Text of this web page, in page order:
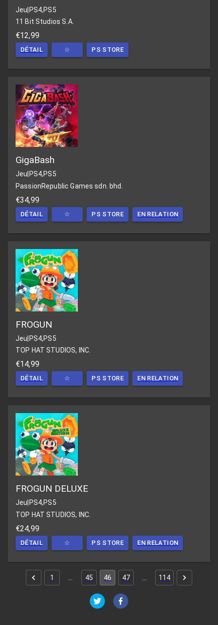
Jeu|PS4,PS5
11 Bit Studios S.A.
€12,99
DÉTAIL ☆ PS STORE
GigaBash
Jeu PS4,PS5
PassionRepublic Games sdn. bhd.
€34,99
DÉTAIL ☆ PS STORE EN RELATION
FROGUN
Jeu|PS4,PS5
TOP HAT STUDIOS, INC.
€14,99
DÉTAIL ☆ PS STORE EN RELATION
FROGUN DELUXE
Jeu PS4,PS5
TOP HAT STUDIOS, INC.
€24,99
DÉTAIL ☆ PS STORE EN RELATION
1 45 46 47 114